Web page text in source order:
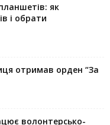
як
і обрати
отримав орден “За
волонтерсько-